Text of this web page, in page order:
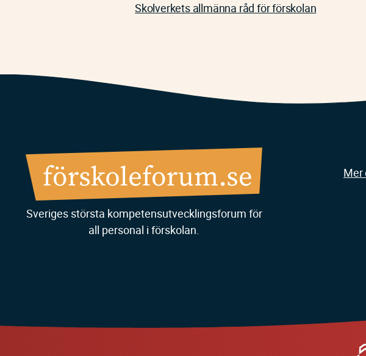
Skolverkets allmänna råd för förskolan
Sveriges största kompetensutvecklingsforum för
all personal i förskolan.
Mer